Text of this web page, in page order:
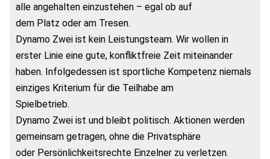
alle angehalten einzustehen – egal ob auf
dem Platz oder am Tresen.
Dynamo Zwei ist kein Leistungsteam. Wir wollen in
erster Linie eine gute, konfliktfreie Zeit miteinander
haben. Infolgedessen ist sportliche Kompetenz niemals
einziges Kriterium für die Teilhabe am
Spielbetrieb.
Dynamo Zwei ist und bleibt politisch. Aktionen werden
gemeinsam getragen, ohne die Privatsphäre
oder Persönlichkeitsrechte Einzelner zu verletzen.